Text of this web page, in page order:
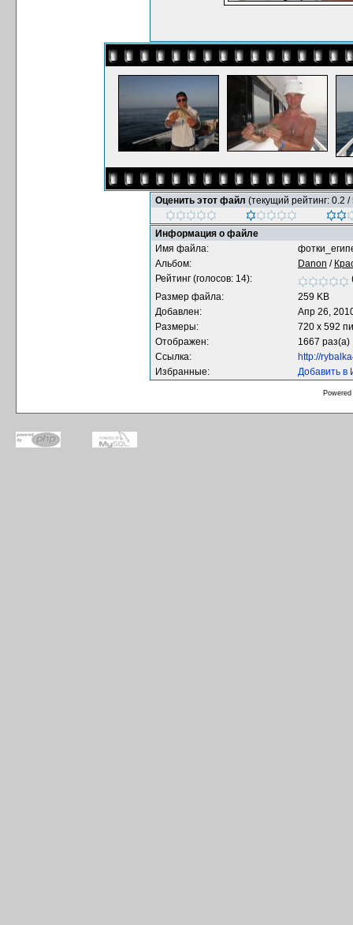
Оценить этот файл (текущий рейтинг: 0.2 /
Информация о файле
Имя файла:
Альбом:
Danon /
Рейтинг (голосов: 14):
Размер файла:
259 KB
Добавлен:
Апр 26,
Размеры:
720 x 592
Отображен:
1667 раз(а)
Ссылка:
http://
Избранные:
Добавить в